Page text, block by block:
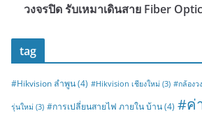
วงจรปิด รับเหมาเดินสาย Fiber
tag
#Hikvision ลำพูน(4) #Hikvision เชียงใหม่ (3) #กล้องว
รุ่นใหม่ (3) #การเปลี่ยนสายไฟ ภายใน บ้าน(4) #ค่